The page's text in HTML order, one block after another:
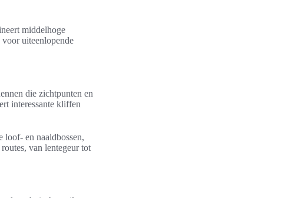
middelhoge
uiteenlopende
die zichtpunten en
interessante kliffen
loof- en naaldbossen,
van lentegeur tot